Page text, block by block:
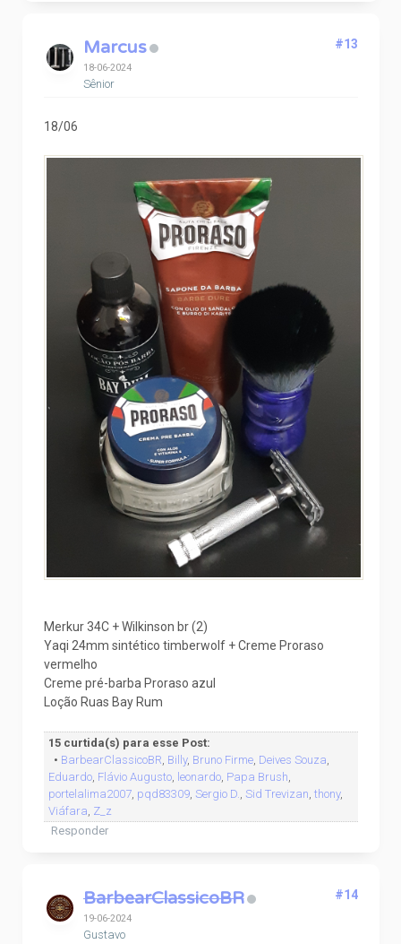
Marcus
18-06-2024
Sênior
#13
18/06
Merkur 34C + Wilkinson br (2)
Yaqi 24mm sintético timberwolf + Creme Proraso
vermelho
Creme pré-barba Proraso azul
Loção Ruas Bay Rum
15 curtida(s) para esse Post:
• BarbearClassicoBR Billy, Bruno Firme, Deives Souza
Eduardo, Flávio Augusto, leonardo, Papa Brush
portelalima2007, pqd83309, Sergio D. Sid Trevizan thony,
Viáfara Z_z
Responder
BarbearClassicoBR
19-06-2024
Gustavo
#14